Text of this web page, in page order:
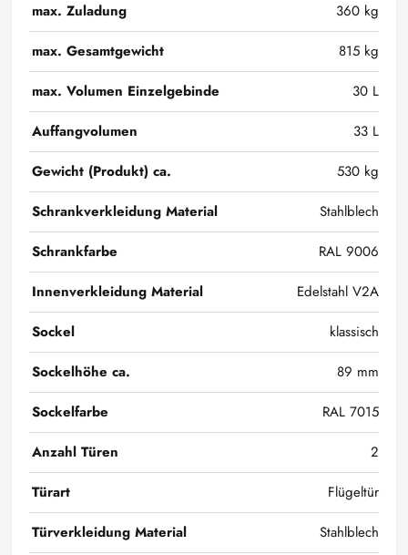
max. Zuladung
360 kg
max. Gesamtgewicht
815 kg
max. Volumen Einzelgebinde
30 L
Auffangvolumen
33 L
Gewicht (Produkt) ca.
530 kg
Schrankverkleidung Material
Stahlblech
Schrankfarbe
RAL 9006
Innenverkleidung Material
Edelstahl V2A
Sockel
klassisch
Sockelhöhe ca.
89 mm
Sockelfarbe
RAL 7015
Anzahl Türen
2
Türart
Flügeltür
Türverkleidung Material
Stahlblech